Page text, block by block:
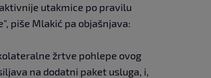
utakmice po pravilu
piše Mlakić pa objašnjava:
žrtve pohlepe ovog
na dodatni paket usluga, i,